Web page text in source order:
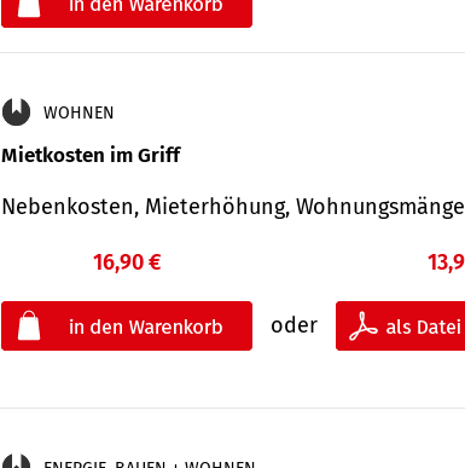
WOHNEN
Mietkosten im Griff
Nebenkosten, Mieterhöhung,
16,90 €
oder